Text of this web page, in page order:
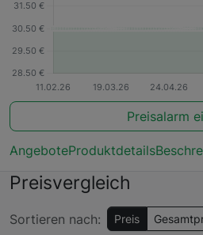
Preisalarm
AngeboteProduktdetails
Preisvergleich
Sortieren nach: Preis